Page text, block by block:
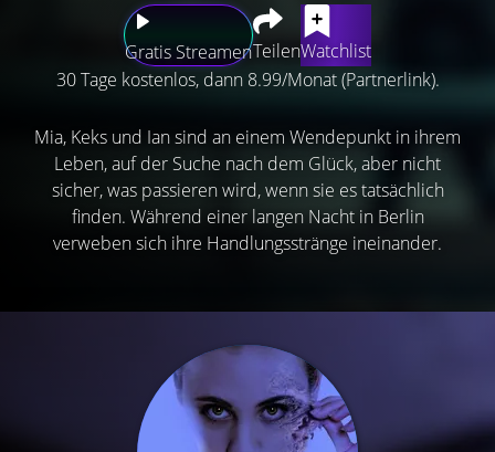
Gratis StreamenTeilenWatchlist
30 Tage kostenlos, dann 8.99/Monat (Partnerlink).
Mia, Keks und Ian sind an einem Wendepunkt in ihrem
Leben, auf der Suche nach dem Glück, aber nicht
sicher, was passieren wird, wenn sie es tatsächlich
finden. Während einer langen Nacht in Berlin
verweben sich ihre Handlungsstränge ineinander.